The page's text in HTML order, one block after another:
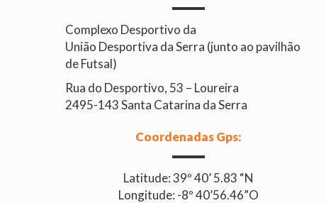
Complexo Desportivo da
União Desportiva da Serra (junto ao pavilhão
de Futsal)
Rua do Desportivo, 53 – Loureira
2495-143 Santa Catarina da Serra
Coordenadas Gps:
Latitude: 39º 40’ 5.83 “N
Longitude: -8º 40’56.46”O